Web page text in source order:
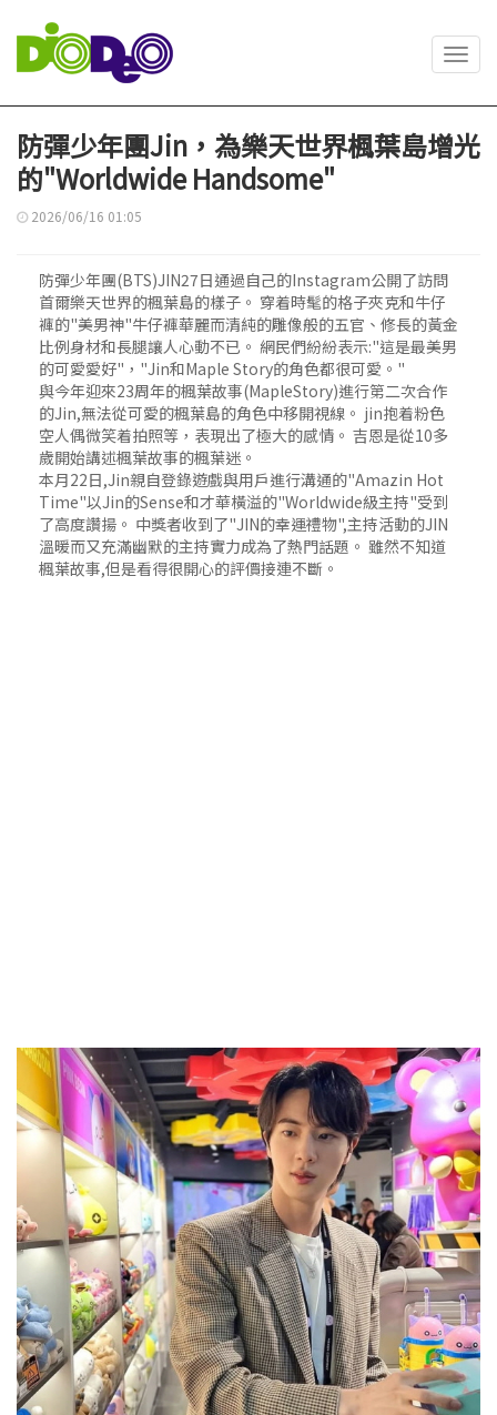
防彈少年團Jin，為樂天世界楓葉島增光
的"Worldwide Handsome"
2026/06/16 01:05
防彈少年團(BTS)JIN27日通過自己的Instagram公開了訪問
首爾樂天世界的楓葉島的樣子。 穿着時髦的格子夾克和牛仔
褲的"美男神"牛仔褲華麗而清純的雕像般的五官、修長的黃金
比例身材和長腿讓人心動不已。 網民們紛紛表示:"這是最美男
的可愛愛好"，"Jin和Maple Story的角色都很可愛。"
與今年迎來23周年的楓葉故事(MapleStory)進行第二次合作
的Jin,無法從可愛的楓葉島的角色中移開視線。 jin抱着粉色
空人偶微笑着拍照等，表現出了極大的感情。 吉恩是從10多
歲開始講述楓葉故事的楓葉迷。
本月22日,Jin親自登錄遊戲與用戶進行溝通的"Amazin Hot
Time"以Jin的Sense和才華橫溢的"Worldwide級主持"受到
了高度讚揚。 中獎者收到了"JIN的幸運禮物",主持活動的JIN
溫暖而又充滿幽默的主持實力成為了熱門話題。 雖然不知道
楓葉故事,但是看得很開心的評價接連不斷。